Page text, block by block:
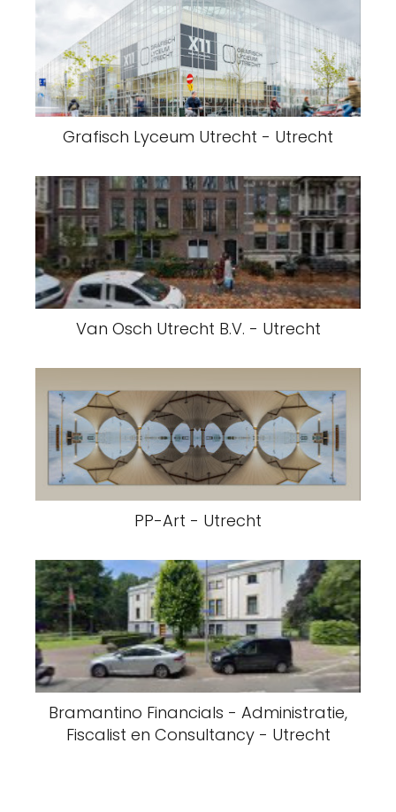
Grafisch Lyceum Utrecht - Utrecht
Van Osch Utrecht B.V. - Utrecht
PP-Art - Utrecht
Bramantino Financials - Administratie,
Fiscalist en Consultancy - Utrecht